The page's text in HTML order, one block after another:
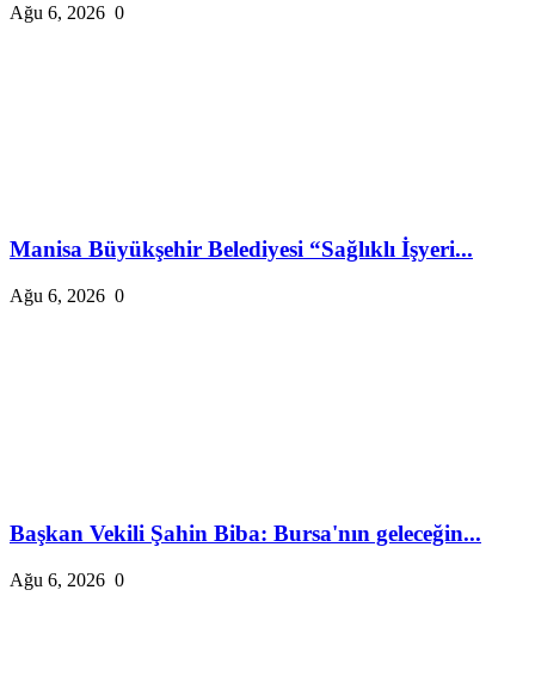
Ağu 6, 2026 0
Manisa Büyükşehir Belediyesi “Sağlıklı İşyeri...
Ağu 6, 2026 0
Başkan Vekili Şahin Biba: Bursa'nın geleceğin...
Ağu 6, 2026 0